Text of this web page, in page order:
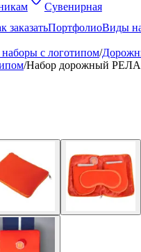
Сувенирная
заказатьПортфолиоВиды
с логотипом/
/Набор дорожный